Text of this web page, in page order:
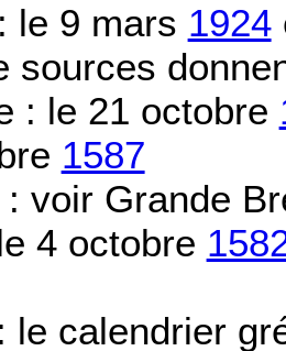
le 9 mars 1924
sources
: le 21 octobre
1587
: voir Grande
4 octobre
le calendrier